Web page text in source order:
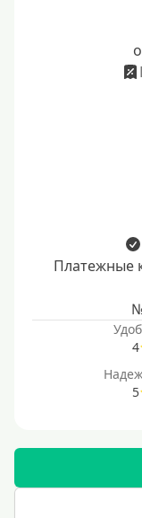
Платежные
4
5